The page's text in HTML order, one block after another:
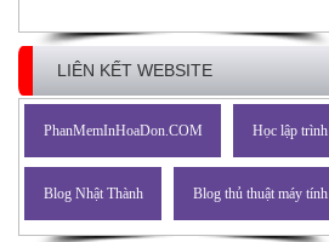
LIÊN KẾT WEBSITE
PhanMemInHoaDon.COM Học lập trình
Blog Nhật Thành Blog thủ thuật máy tính